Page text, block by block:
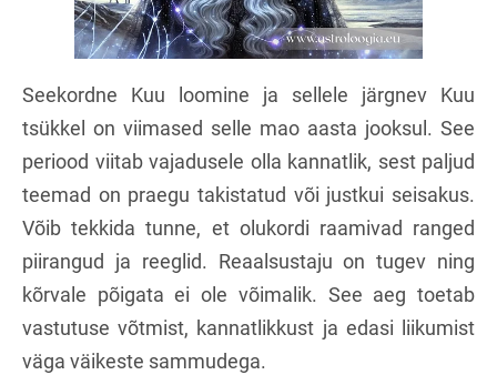
Seekordne Kuu loomine ja sellele järgnev Kuu
tsükkel on viimased selle mao aasta jooksul. See
periood viitab vajadusele olla kannatlik, sest paljud
teemad on praegu takistatud või justkui seisakus.
Võib tekkida tunne, et olukordi raamivad ranged
piirangud ja reeglid. Reaalsustaju on tugev ning
kõrvale põigata ei ole võimalik. See aeg toetab
vastutuse võtmist, kannatlikkust ja edasi liikumist
väga väikeste sammudega.